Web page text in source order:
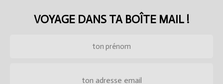
VOYAGE DANS TA BOÎTE MAIL !